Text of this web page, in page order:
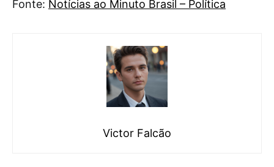
Fonte: Notícias ao Minuto Brasil – Política
Victor Falcão